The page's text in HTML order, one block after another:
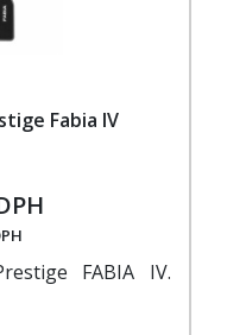
Fabia IV
FABIA IV.